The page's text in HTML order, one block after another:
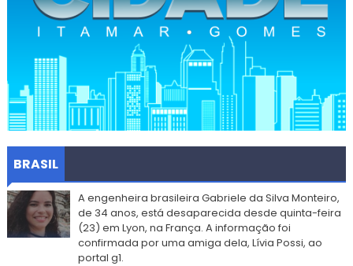
BRASIL
A engenheira brasileira Gabriele da Silva Monteiro,
de 34 anos, está desaparecida desde quinta-feira
(23) em Lyon, na França. A informação foi
confirmada por uma amiga dela, Lívia Possi, ao
portal g1.